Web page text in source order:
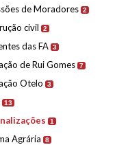
de Moradores 2
civil 2
das FA 3
de Rui Gomes 7
Otelo 3
13
1
Agrária 8